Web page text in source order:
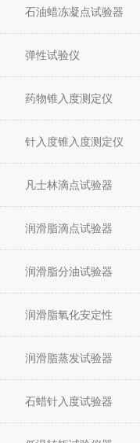
石油蜡冻凝点试验器
弹性试验仪
药物锥入度测定仪
针入度锥入度测定仪
凡士林滴点试验器
润滑脂滴点试验器
润滑脂分油试验器
润滑脂氧化安定性
润滑脂蒸发试验器
石蜡针入度试验器